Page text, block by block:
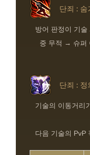
단죄 : 숨
방어 판정이 기
중 무적 → 슈퍼
단죄 : 정
기술의 이동거리
다음 기술의 PvP